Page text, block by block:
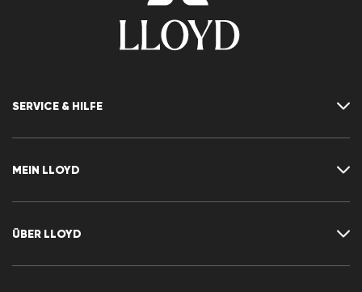
SERVICE & HILFE
Größentabelle
Rücksendung
MEIN LLOYD
Wunschliste
ÜBER LLOYD